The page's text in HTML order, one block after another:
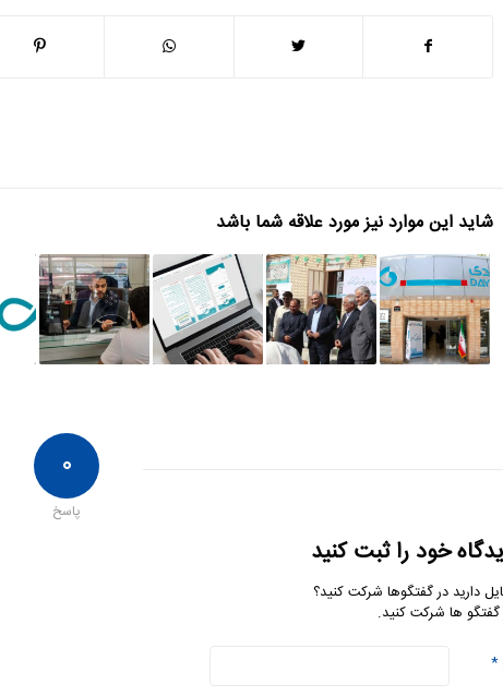
شاید این موارد نیز مورد علاقه شما باشد
۰
پاسخ
خود را ثبت کنید
دارید در گفتگوها شرکت کنید؟
گفتگو ها شرکت کنید.
*